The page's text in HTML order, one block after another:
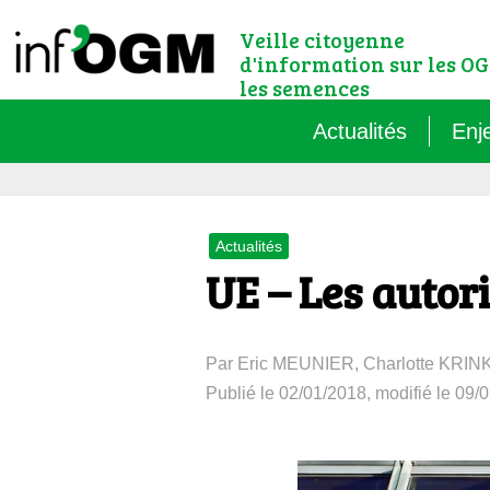
Veille citoyenne
d'information sur les
les semences
Actualités
Le
Actualités
UE – Les
Par Eric MEUNIER, Charlotte
Publié le 02/01/2018, modifié le 09/